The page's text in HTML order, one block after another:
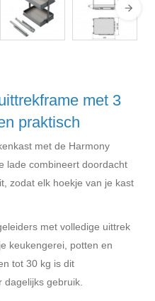
met 3
praktisch
met de Harmony
lade combineert doordacht
zodat elk hoekje van je kast
met volledige uittrek
keukengerei, potten en
tot 30 kg is dit
dagelijks gebruik.